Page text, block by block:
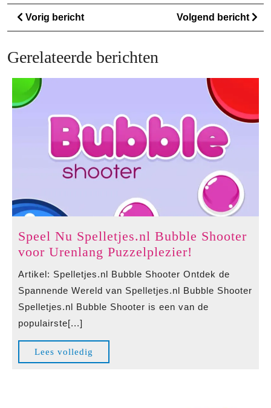
Berichtnavigatie
Vorig berichtVorig
bericht
Volgend bericht
Gerelateerde berichten
Speel Nu Spelletjes.nl Bubble Shooter
voor Urenlang Puzzelplezier!
Spelletjes.nl
Bubble
Shooter
Artikel: Spelletjes.nl Bubble Shooter Ontdek de
Spannende Wereld van Spelletjes.nl Bubble Shooter
Spelletjes.nl Bubble Shooter is een van de
populairste[...]
Lees volledig
volledig